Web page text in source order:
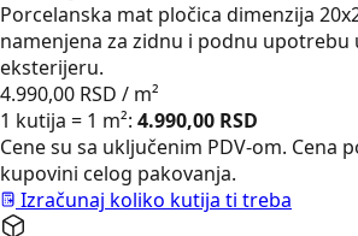
Porcelanska mat pločica dimenzija
namenjena za zidnu i podnu upotrebu
eksterijeru.
4.990,00 RSD / m²
1 kutija = 1 m²: 4.990,00 RSD
Cene su sa uključenim PDV-om. Cena
kupovini celog pakovanja.
Izračunaj koliko kutija ti treba